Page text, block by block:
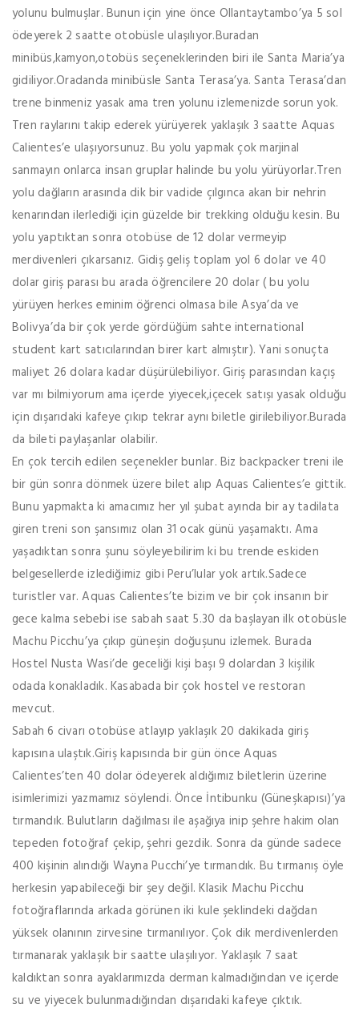
yolunu bulmuşlar. Bunun için yine önce Ollantaytambo’ya 5 sol
ödeyerek 2 saatte otobüsle ulaşılıyor.Buradan
minibüs,kamyon,otobüs seçeneklerinden biri ile Santa Maria’ya
gidiliyor.Oradanda minibüsle Santa Terasa’ya. Santa Terasa’dan
trene binmeniz yasak ama tren yolunu izlemenizde sorun yok.
Tren raylarını takip ederek yürüyerek yaklaşık 3 saatte Aquas
Calientes’e ulaşıyorsunuz. Bu yolu yapmak çok marjinal
sanmayın onlarca insan gruplar halinde bu yolu yürüyorlar.Tren
yolu dağların arasında dik bir vadide çılgınca akan bir nehrin
kenarından ilerlediği için güzelde bir trekking olduğu kesin. Bu
yolu yaptıktan sonra otobüse de 12 dolar vermeyip
merdivenleri çıkarsanız. Gidiş geliş toplam yol 6 dolar ve 40
dolar giriş parası bu arada öğrencilere 20 dolar ( bu yolu
yürüyen herkes eminim öğrenci olmasa bile Asya’da ve
Bolivya’da bir çok yerde gördüğüm sahte international
student kart satıcılarından birer kart almıştır). Yani sonuçta
maliyet 26 dolara kadar düşürülebiliyor. Giriş parasından kaçış
var mı bilmiyorum ama içerde yiyecek,içecek satışı yasak olduğu
için dışarıdaki kafeye çıkıp tekrar aynı biletle girilebiliyor.Burada
da bileti paylaşanlar olabilir.
En çok tercih edilen seçenekler bunlar. Biz backpacker treni ile
bir gün sonra dönmek üzere bilet alıp Aquas Calientes’e gittik.
Bunu yapmakta ki amacımız her yıl şubat ayında bir ay tadilata
giren treni son şansımız olan 31 ocak günü yaşamaktı. Ama
yaşadıktan sonra şunu söyleyebilirim ki bu trende eskiden
belgesellerde izlediğimiz gibi Peru’lular yok artık.Sadece
turistler var. Aquas Calientes’te bizim ve bir çok insanın bir
gece kalma sebebi ise sabah saat 5.30 da başlayan ilk otobüsle
Machu Picchu’ya çıkıp güneşin doğuşunu izlemek. Burada
Hostel Nusta Wasi’de geceliği kişi başı 9 dolardan 3 kişilik
odada konakladık. Kasabada bir çok hostel ve restoran
mevcut.
Sabah 6 civarı otobüse atlayıp yaklaşık 20 dakikada giriş
kapısına ulaştık.Giriş kapısında bir gün önce Aquas
Calientes’ten 40 dolar ödeyerek aldığımız biletlerin üzerine
isimlerimizi yazmamız söylendi. Önce İntibunku (Güneşkapısı)’ya
tırmandık. Bulutların dağılması ile aşağıya inip şehre hakim olan
tepeden fotoğraf çekip, şehri gezdik. Sonra da günde sadece
400 kişinin alındığı Wayna Pucchi’ye tırmandık. Bu tırmanış öyle
herkesin yapabileceği bir şey değil. Klasik Machu Picchu
fotoğraflarında arkada görünen iki kule şeklindeki dağdan
yüksek olanının zirvesine tırmanılıyor. Çok dik merdivenlerden
tırmanarak yaklaşık bir saatte ulaşılıyor. Yaklaşık 7 saat
kaldıktan sonra ayaklarımızda derman kalmadığından ve içerde
su ve yiyecek bulunmadığından dışarıdaki kafeye çıktık.